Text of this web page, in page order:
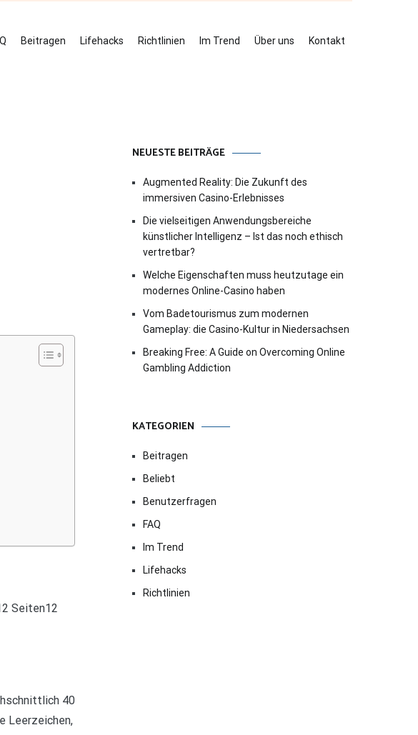
Beitragen Lifehacks Richtlinien Im Trend Über uns Kontakt
Seiten12
40
Leerzeichen,
NEUESTE BEITRÄGE
Augmented Reality: Die Zukunft des
immersiven Casino-Erlebnisses
Die vielseitigen Anwendungsbereiche
künstlicher Intelligenz – Ist das noch ethisch
vertretbar?
Welche Eigenschaften muss heutzutage ein
modernes Online-Casino haben
Vom Badetourismus zum modernen
Gameplay: die Casino-Kultur in Niedersachsen
Breaking Free: A Guide on Overcoming Online
Gambling Addiction
KATEGORIEN
Beitragen
Beliebt
Benutzerfragen
FAQ
Im Trend
Lifehacks
Richtlinien